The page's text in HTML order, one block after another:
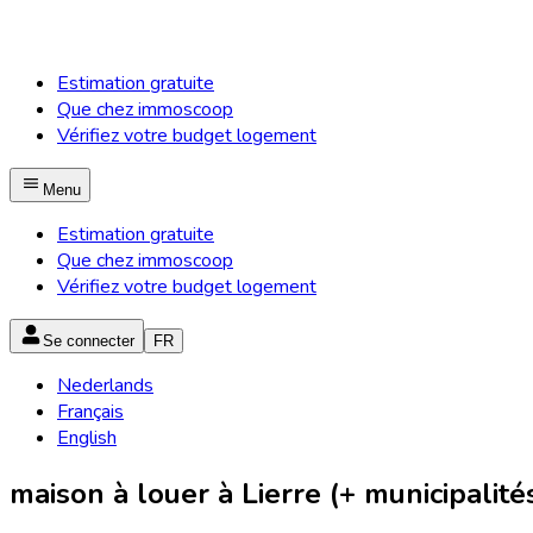
Estimation gratuite
Que chez immoscoop
Vérifiez votre budget logement
Menu
Estimation gratuite
Que chez immoscoop
Vérifiez votre budget logement
Se connecter FR
Nederlands
Français
English
maison à louer à Lierre (+